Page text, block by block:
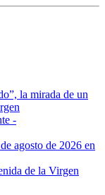
la mirada de un
-
agosto de 2026 en
de la Virgen